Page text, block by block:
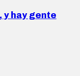
y hay gente